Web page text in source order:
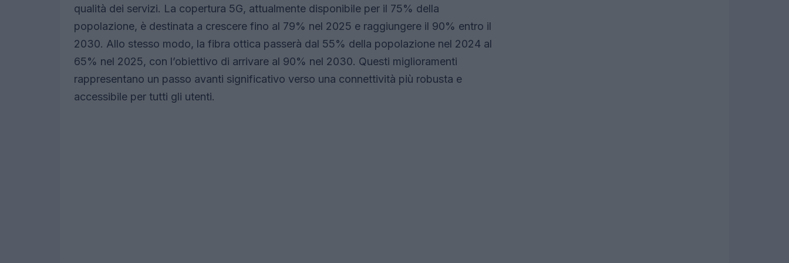
qualità dei servizi. La copertura 5G, attualmente disponibile per il 75% della
popolazione, è destinata a crescere fino al 79% nel 2025 e raggiungere il 90% entro il
2030. Allo stesso modo, la fibra ottica passerà dal 55% della popolazione nel 2024 al
65% nel 2025, con l’obiettivo di arrivare al 90% nel 2030. Questi miglioramenti
rappresentano un passo avanti significativo verso una connettività più robusta e
accessibile per tutti gli utenti.